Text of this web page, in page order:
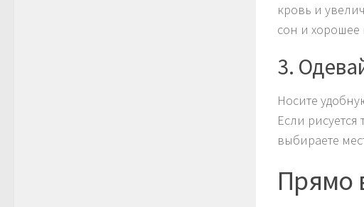
кровь и
сон и хорошее
3.
Носите
Если
выбираете
Прямо